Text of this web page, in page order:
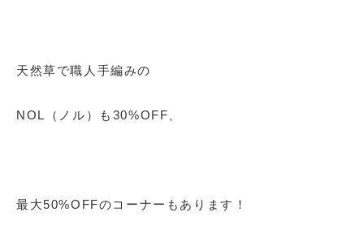
天然草で職人手編みの
NOL（ノル）も30%OFF、
最大50%OFFのコーナーもあります！